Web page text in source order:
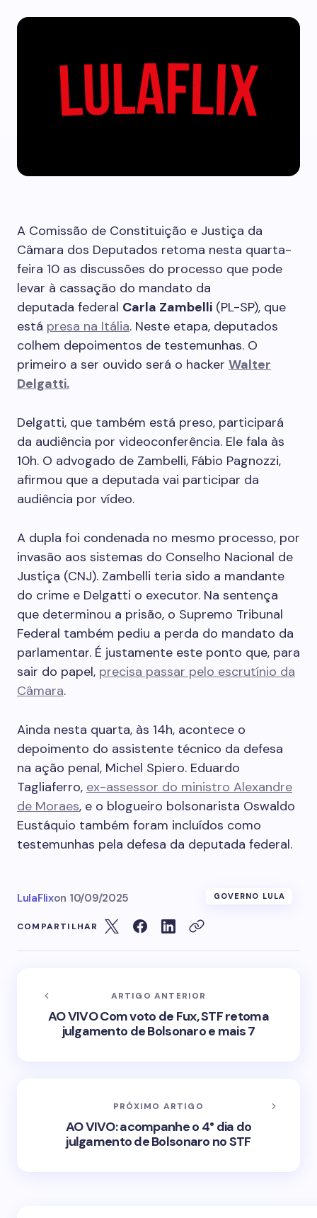
A Comissão de Constituição e Justiça da
Câmara dos Deputados retoma nesta quarta-
feira 10 as discussões do processo que pode
levar à cassação do mandato da
deputada federal Carla Zambelli (PL-SP), que
está presa na Itália. Neste etapa, deputados
colhem depoimentos de testemunhas. O
primeiro a ser ouvido será o hacker Walter
Delgatti.
Delgatti, que também está preso, participará
da audiência por videoconferência. Ele fala às
10h. O advogado de Zambelli, Fábio Pagnozzi,
afirmou que a deputada vai participar da
audiência por vídeo.
A dupla foi condenada no mesmo processo, por
invasão aos sistemas do Conselho Nacional de
Justiça (CNJ). Zambelli teria sido a mandante
do crime e Delgatti o executor. Na sentença
que determinou a prisão, o Supremo Tribunal
Federal também pediu a perda do mandato da
parlamentar. É justamente este ponto que, para
sair do papel, precisa passar pelo escrutínio da
Câmara.
Ainda nesta quarta, às 14h, acontece o
depoimento do assistente técnico da defesa
na ação penal, Michel Spiero. Eduardo
Tagliaferro, ex-assessor do ministro Alexandre
de Moraes, e o blogueiro bolsonarista Oswaldo
Eustáquio também foram incluídos como
testemunhas pela defesa da deputada federal.
LulaFlixon 10/09/2025 GOVERNO LULA
COMPARTILHAR
ARTIGO ANTERIOR
AO VIVO Com voto de Fux, STF retoma
julgamento de Bolsonaro e mais 7
PRÓXIMO ARTIGO
AO VIVO: acompanhe o 4° dia do
julgamento de Bolsonaro no STF